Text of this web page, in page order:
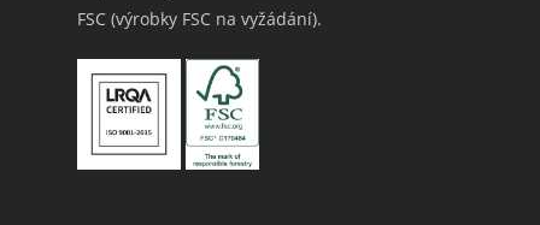
FSC (výrobky FSC na vyžádání).